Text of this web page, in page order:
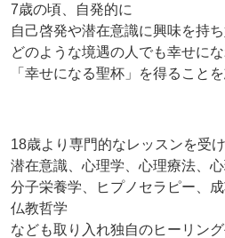
7歳の頃、自発的に
自己啓発や潜在意識に興味を持ち
どのような境遇の人でも幸せに
「幸せになる聖杯」を得ることを
18歳より専門的なレッスンを受け
潜在意識、心理学、心理療法、
分子栄養学、ヒプノセラピー、
仏教哲学
なども取り入れ独自のヒーリング